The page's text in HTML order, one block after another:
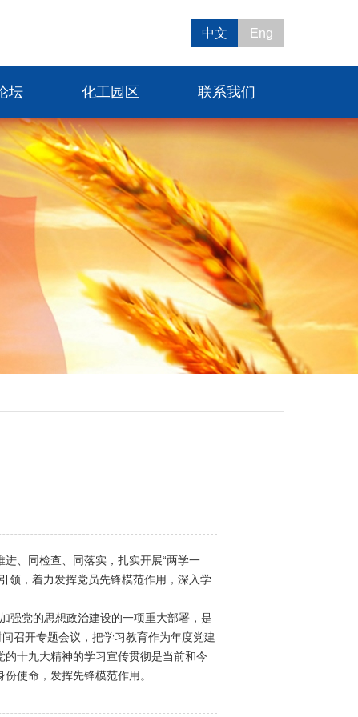
中文 Eng
坛 化工园区 联系我们
、同检查、同落实，扎实开展“两学一
领，着力发挥党员先锋模范作用，深入学
强党的思想政治建设的一项重大部署，是
召开专题会议，把学习教育作为年度党建
十九大精神的学习宣传贯彻是当前和今
使命，发挥先锋模范作用。